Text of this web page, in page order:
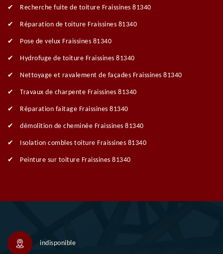
Recherche fuite de toiture Fraissines 81340
Réparation de toiture Fraissines 81340
Pose de velux Fraissines 81340
Hydrofuge de toiture Fraissines 81340
Nettoyage et ravalement de façades Fraissines 81340
Travaux de charpente Fraissines 81340
Réparation faitage Fraissines 81340
démolition de cheminée Fraissines 81340
Isolation combles toiture Fraissines 81340
Peinture sur toiture Fraissines 81340
indisponible